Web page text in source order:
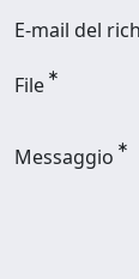
E-mail del
File
Messaggio